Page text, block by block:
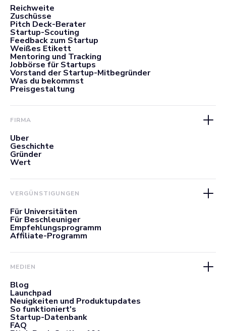
Reichweite
Zuschüsse
Pitch Deck-Berater
Startup-Scouting
Feedback zum Startup
Weißes Etikett
Mentoring und Tracking
Jobbörse für Startups
Vorstand der Startup-Mitbegründer
Was du bekommst
Preisgestaltung
FIRMA
Über
Geschichte
Gründer
Wert
VERGÜNSTIGUNGEN
Für Universitäten
Für Beschleuniger
Empfehlungsprogramm
Affiliate-Programm
MEDIEN
Blog
Launchpad
Neuigkeiten und Produktupdates
So funktioniert's
Startup-Datenbank
FAQ